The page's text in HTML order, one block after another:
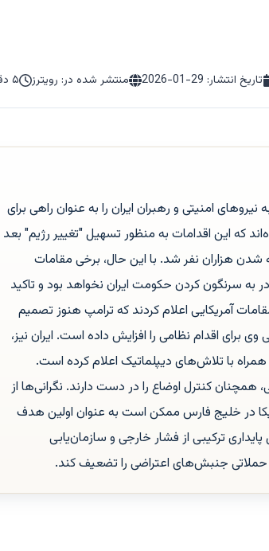
تاریخ انتشار: 2026-01-29 منتشر شده در: رویترز ۵ دقیقه مطالعه
امنیتی و رهبران ایران را به عنوان راهی برای
که این اقدامات به منظور تسهیل "تغییر رژیم" بعد
هزاران نفر شد. با این حال، برخی مقامات
به سرنگون کردن حکومت ایران نخواهد بود و تاکید
آمریکایی اعلام کردند که ترامپ هنوز تصمیم
وی برای اقدام نظامی را افزایش داده است. ایران نیز،
همراه با تلاش‌های دیپلماتیک اعلام کرده است.
همچنان کنترل اوضاع را در دست دارند. نگرانی‌ها از
در خلیج فارس ممکن است به عنوان اولین هدف
ترکیبی از فشار خارجی و سازمان‌یابی
حملاتی جنبش‌های اعتراضی را تضعیف کند.